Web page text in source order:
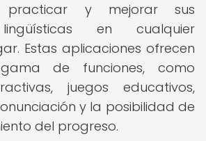
practicar y mejorar sus
en cualquier
Estas aplicaciones ofrecen
de funciones, como
juegos educativos,
y la posibilidad de
del progreso.